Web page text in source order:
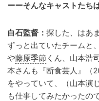
ーーそんなキャストたち
白石監督： 探した、はあ
ずっと出ていたチームと
や藤原季節 くん、山本浩
本さんも『断食芸人』（
をやっていて、（山本演
も仕事してみたかったの